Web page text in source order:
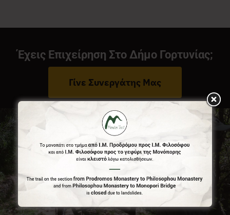
Νέα
Επικοινωνία
Έχεις Επιχείρηση Στο Δήμο Γορτυνίας;
Γίνε Συνεργάτης Μας